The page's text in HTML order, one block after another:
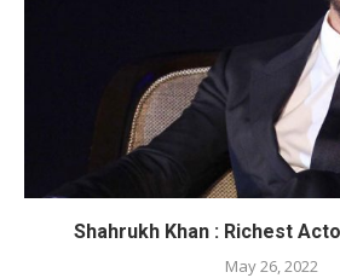
Shahrukh Khan : Richest
May 26, 2022